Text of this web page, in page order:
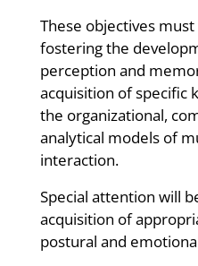
These objectives
fostering the
perception and
acquisition of specific
the organizational,
analytical models of
interaction.
Special attention will
acquisition of
postural and